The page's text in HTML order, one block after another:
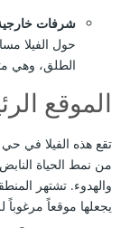
شرفات
حول الفيلا
الطلق، وهي
الموقع
تقع هذه الفيلا في حي
من نمط الحياة
والهدوء. تشتهر
يجعلها موقعاً مرغوباً